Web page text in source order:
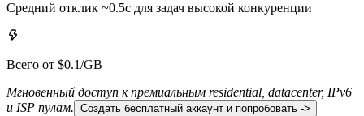
Средний отклик ~0.5с для задач высокой конкуренции
Всего от $0.1/GB
Мгновенный доступ к премиальным residential, datacenter, IPv6
и ISP пулам. Создать бесплатный аккаунт и попробовать ->